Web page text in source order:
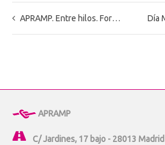
APRAMP. Entre hilos. Formación y futuro.
APRAMP
C/ Jardines, 17 bajo - 28013 Madrid